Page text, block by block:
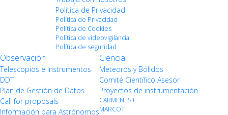
Política de Privacidad
Política de Privacidad
Política de Cookies
Política de videovigilancia
Política de seguridad
Observación
Telescopios e Instrumentos
DDT
Plan de Gestión de Datos
Call for proposals
Información para Astrónomos
Ciencia
Meteoros y Bólidos
Comité Científico Asesor
Proyectos de instrumentación
CARMENES+
MARCOT